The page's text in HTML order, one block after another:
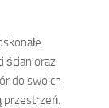
ścian oraz
do swoich